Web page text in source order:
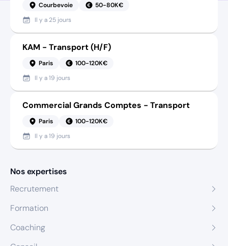
Courbevoie
50-80K€
Il y a 25 jours
KAM - Transport (H/F)
Paris
100-120K€
Il y a19 jours
Commercial Grands Comptes - Transport
Paris
100-120K€
Il y a19 jours
Nos expertises
Recrutement
Formation
Coaching